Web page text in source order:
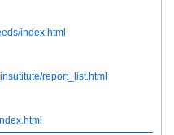
index.html
report_list.html